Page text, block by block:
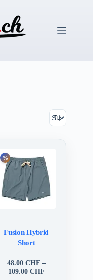
Fusion Hybrid
Short
48.00 CHF –
109.00 CHFPreisspanne: